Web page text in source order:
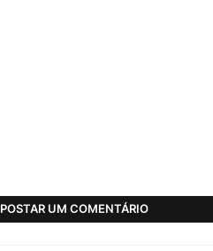
POSTAR UM COMENTÁRIO